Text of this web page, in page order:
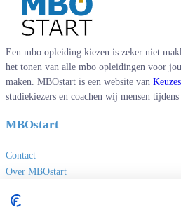
Een mbo opleiding kiezen is zeker niet
het tonen van alle mbo opleidingen voor
maken. MBOstart is een website van Keuzes
studiekiezers en coachen wij mensen tijdens
MBOstart
Contact
Over MBOstart
Disclaimer en privacy